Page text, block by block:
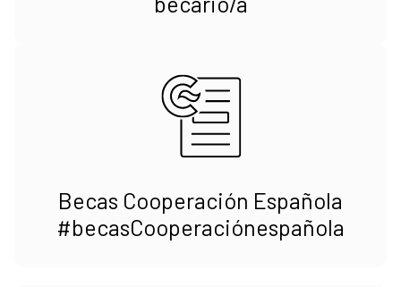
Becas Cooperación Española
#becasCooperaciónespañola